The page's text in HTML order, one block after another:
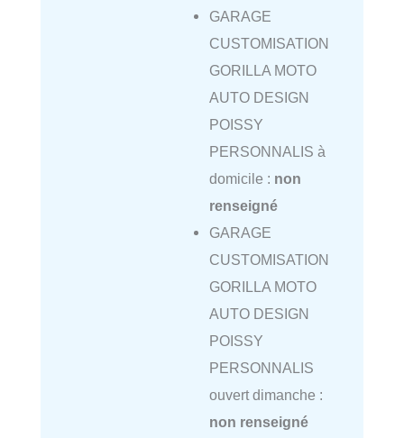
GARAGE
CUSTOMISATION
GORILLA MOTO
AUTO DESIGN
POISSY
PERSONNALIS à
domicile : non
renseigné
GARAGE
CUSTOMISATION
GORILLA MOTO
AUTO DESIGN
POISSY
PERSONNALIS
ouvert dimanche :
non renseigné